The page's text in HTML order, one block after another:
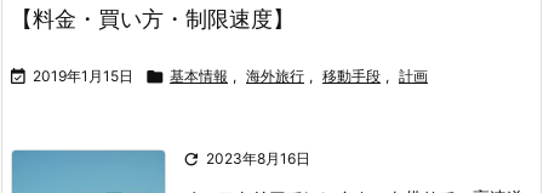
【料金・買い方・制限速度】
 2019年1月15日  基本情報 , 海外旅行 , 移動手段 , 計画
 2023年8月16日